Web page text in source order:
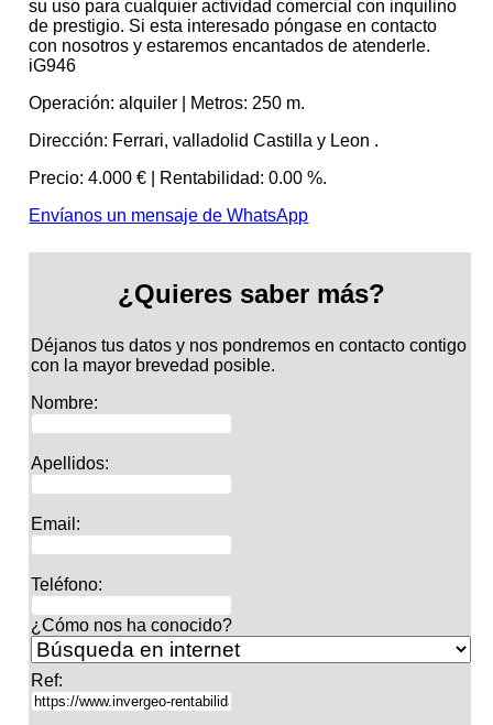
su uso para cualquier actividad comercial con inquilino
de prestigio. Si esta interesado póngase en contacto
con nosotros y estaremos encantados de atenderle.
iG946
Operación: alquiler | Metros: 250 m.
Dirección: Ferrari, valladolid Castilla y Leon .
Precio: 4.000 € | Rentabilidad: 0.00 %.
Envíanos un mensaje de WhatsApp
¿Quieres saber más?
Déjanos tus datos y nos pondremos en contacto contigo
con la mayor brevedad posible.
Nombre:
Apellidos:
Email:
Teléfono:
¿Cómo nos ha conocido?
Ref: